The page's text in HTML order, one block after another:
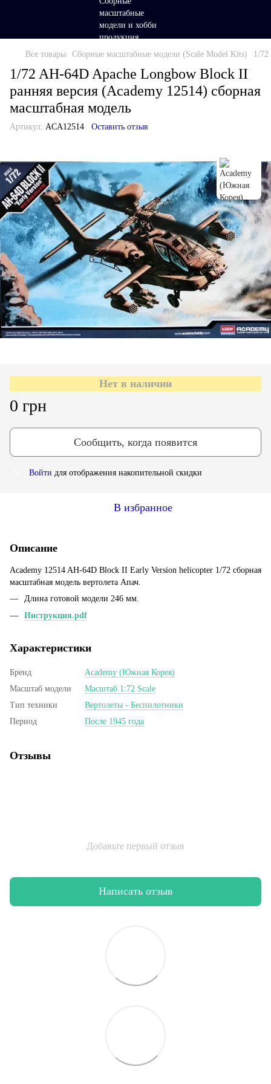
Все товары Сборные масштабные модели (Scale Model Kits) 1/72
1/72 AH-64D Apache Longbow Block II
ранняя версия (Academy 12514) сборная
масштабная модель
Артикул: ACA12514 Оставить отзыв
Нет в наличии
0 грн
Сообщить, когда появится
Войти для отображения накопительной скидки
В избранное
Описание
Academy 12514 AH-64D Block II Early Version helicopter 1/72 сборная
масштабная модель вертолета Апач.
Длина готовой модели 246 мм.
Инструкция.pdf
Характеристики
Бренд
Academy (Южная Корея)
Масштаб модели
Масштаб 1:72 Scale
Тип техники
Вертолеты - Беспилотники
Период
После 1945 года
Отзывы
Добавьте первый отзыв
Написать отзыв